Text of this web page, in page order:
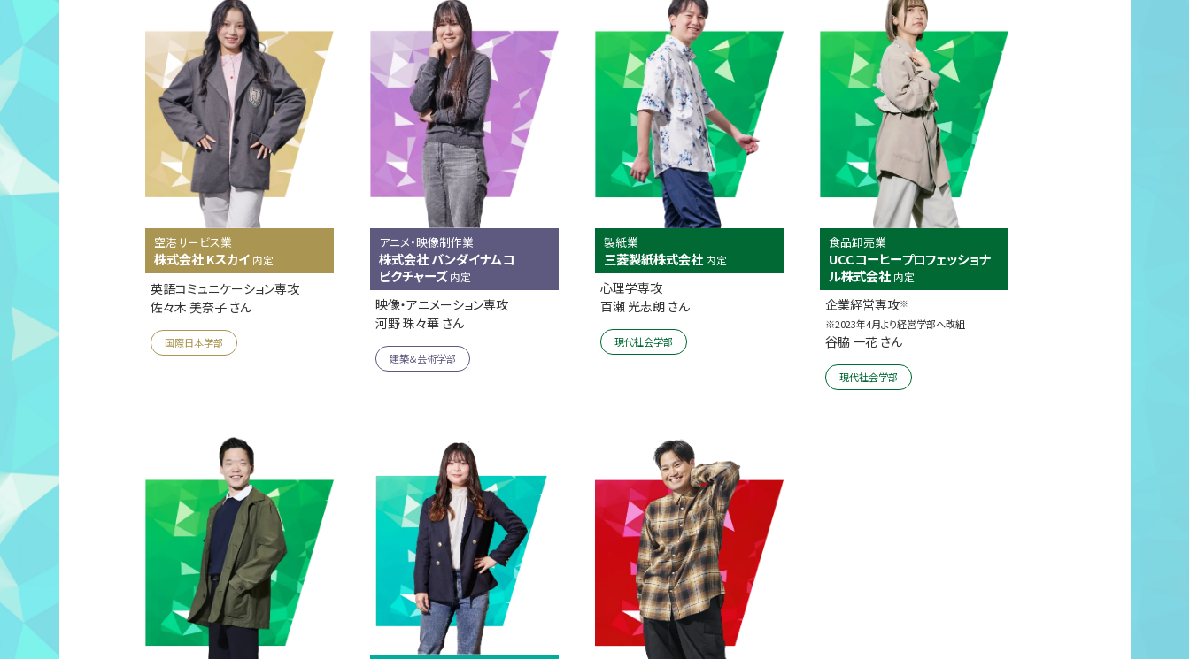
空港サービス業
株式会社 Kスカイ 内定
英語コミュニケーション専攻
佐々木 美奈子 さん
国際日本学部
アニメ・映像制作業
株式会社 バンダイナムコ
ピクチャーズ内定
映像・アニメーション専攻
河野 珠々華 さん
建築＆芸術学部
製紙業
三菱製紙株式会社 内定
心理学専攻
百瀬 光志朗 さん
現代社会学部
食品卸売業
UCCコーヒープロフェッショナ
ル株式会社 内定
企業経営専攻※
※2023年4月より経営学部へ改組
谷脇 一花 さん
現代社会学部